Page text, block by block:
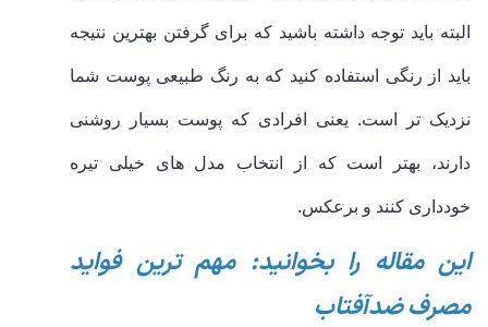
البته باید توجه داشته باشید که برای گرفتن بهترین نتیجه
باید از رنگی استفاده کنید که به رنگ طبیعی پوست شما
نزدیک تر است. یعنی افرادی که پوست بسیار روشنی
دارند، بهتر است که از انتخاب مدل های خیلی تیره
خودداری کنند و برعکس.
این مقاله را بخوانید: مهم ترین فواید
مصرف ضدآفتاب